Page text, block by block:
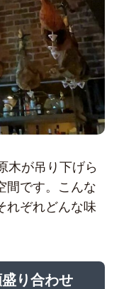
木が吊り下げら
間です。こんな
れぞれどんな味
り合わせ